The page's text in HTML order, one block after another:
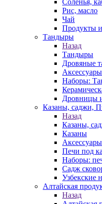
Соленья,
Рис, масло
Чай
Продукты
Тандыры
Назад
Тандыры
Дровяные
Наборы:
Дровницы
Казаны, саджи,
Назад
Казаны,
Казаны
Печи под
Наборы:
Садж
Узбекские
Алтайская
Назад